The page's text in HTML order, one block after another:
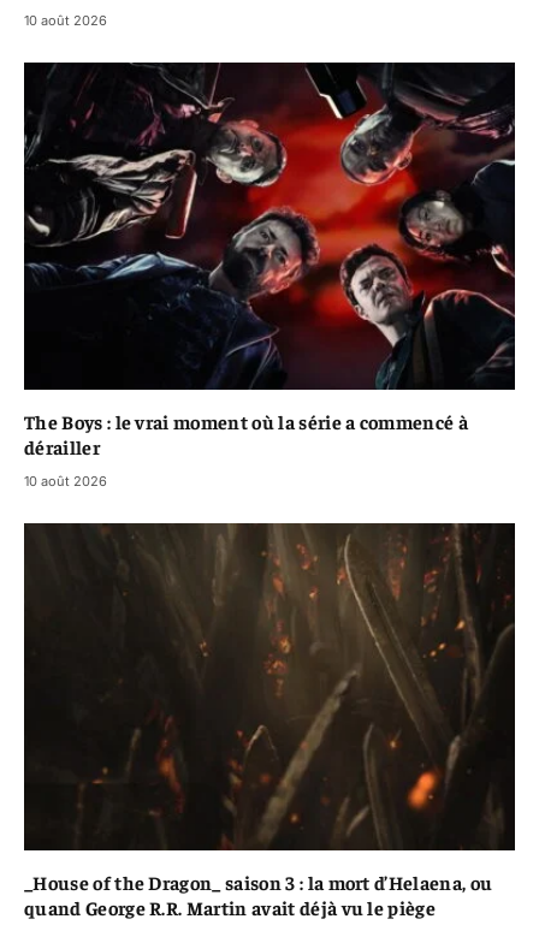
10 août 2026
The Boys : le vrai moment où la série a commencé à
dérailler
10 août 2026
_House of the Dragon_ saison 3 : la mort d’Helaena, ou
quand George R.R. Martin avait déjà vu le piège